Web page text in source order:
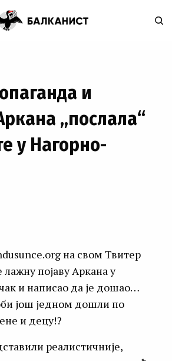
и
„послала“
у Нагорно-
на свом Твитер
лажну појаву Аркана у
и написао да је дошао…
још једном дошли по
и децу!?
реалистичније,